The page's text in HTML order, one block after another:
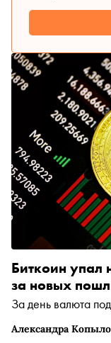
Александра
Биткоин упал
за новых
За день валюта